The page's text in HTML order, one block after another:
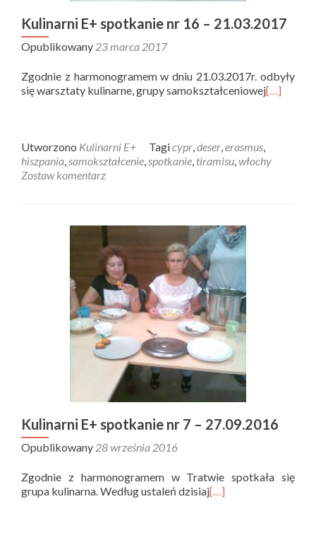
Kulinarni E+ spotkanie nr 16 – 21.03.2017
Opublikowany 23 marca 2017
Zgodnie z harmonogramem w dniu 21.03.2017r. odbyły
się warsztaty kulinarne, grupy samokształceniowej[…]
Utworzono Kulinarni E+ Tagicypr,deser,erasmus,
hiszpania,samokształcenie,spotkanie, tiramisu,włochy
Zostaw komentarz
Kulinarni E+ spotkanie nr 7 – 27.09.2016
Opublikowany 28 września 2016
Zgodnie z harmonogramem w Tratwie spotkała się
grupa kulinarna. Według ustaleń dzisiaj[…]